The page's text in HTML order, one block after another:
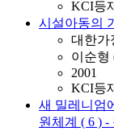
KCI등
시설아동의
대한가
이순형
2001
KCI등
새 밀레니엄
원체계 ( 6 )